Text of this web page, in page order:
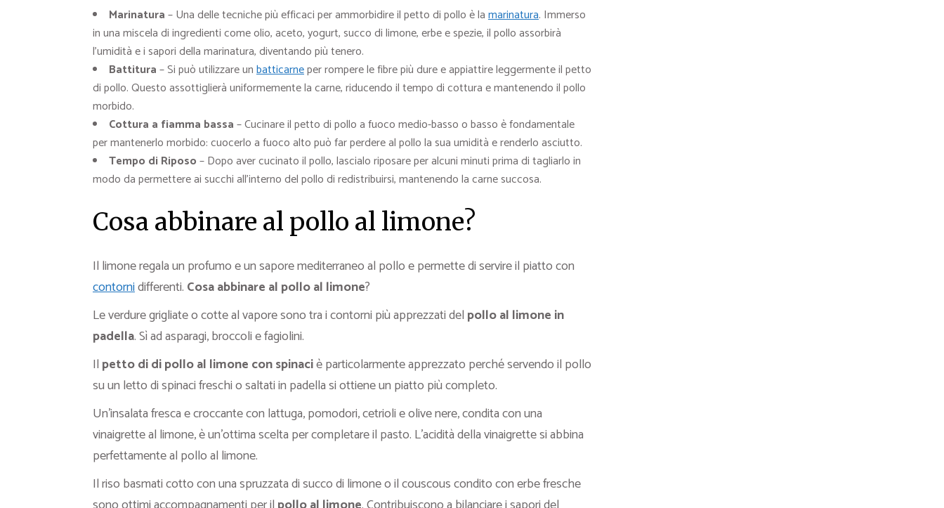
Marinatura– Una delle tecniche più efficaci per ammorbidire il petto di pollo è lamarinatura. Immerso
in una miscela di ingredienti come olio, aceto, yogurt, succo di limone, erbe e spezie, il pollo assorbirà
l’umidità e i sapori della marinatura, diventando più tenero.
Battitura– Si può utilizzare unbatticarneper rompere le fibre più dure e appiattire leggermente il petto
di pollo. Questo assottiglierà uniformemente la carne, riducendo il tempo di cottura e mantenendo il pollo
morbido.
Cottura a fiamma bassa– Cucinare il petto di pollo a fuoco medio-basso o basso è fondamentale
per mantenerlo morbido: cuocerlo a fuoco alto può far perdere al pollo la sua umidità e renderlo asciutto.
Tempo di Riposo– Dopo aver cucinato il pollo, lascialo riposare per alcuni minuti prima di tagliarlo in
modo da permettere ai succhi all’interno del pollo di redistribuirsi, mantenendo la carne succosa.
Cosa abbinare al pollo al limone?
Il limone regala un profumo e un sapore mediterraneo al pollo e permette di servire il piatto con
contornidifferenti. Cosa abbinare al pollo al limone?
Le verdure grigliate o cotte al vapore sono tra i contorni più apprezzati del pollo al limone in
padella. Sì ad asparagi, broccoli e fagiolini.
Il petto di di pollo al limone con spinaciè particolarmente apprezzato perché servendo il pollo
su un letto di spinaci freschi o saltati in padella si ottiene un piatto più completo.
Un’insalata fresca e croccante con lattuga, pomodori, cetrioli e olive nere, condita con una
vinaigrette al limone, è un’ottima scelta per completare il pasto. L’acidità della vinaigrette si abbina
perfettamente al pollo al limone.
Il riso basmati cotto con una spruzzata di succo di limone o il couscous condito con erbe fresche